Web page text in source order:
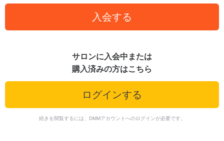
入会する
サロンに入会中または
購入済みの方はこちら
ログインする
続きを閲覧するには、DMMアカウントへのログインが必要です。